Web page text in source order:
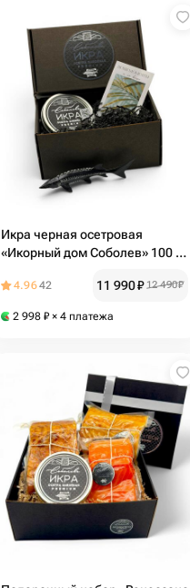
Икра черная осетровая
«Икорный дом Соболев» 100 гр
4.9642 11 990₽ 12 490₽
2 998 ₽ × 4 платежа